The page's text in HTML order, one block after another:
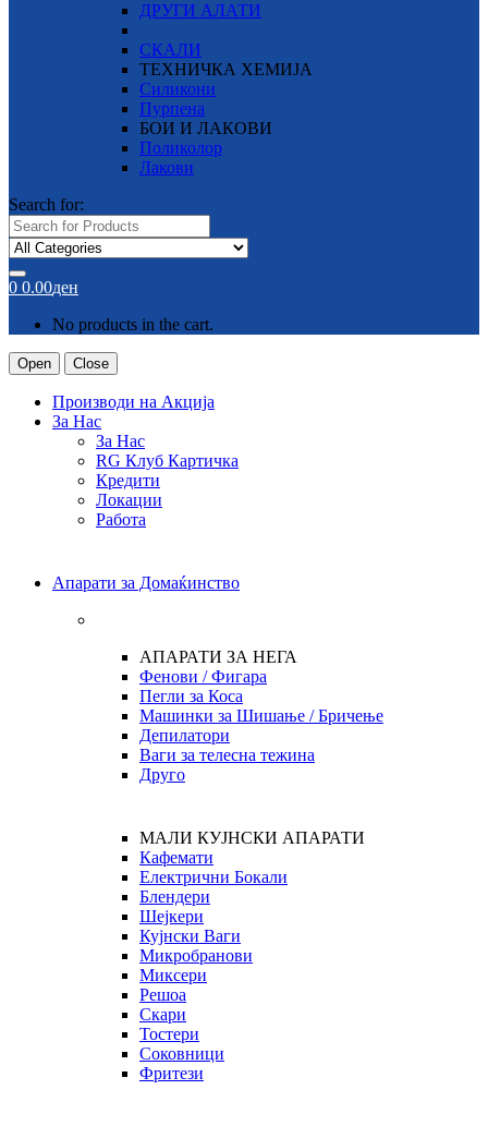
ДРУГИ АЛАТИ
СКАЛИ
ТЕХНИЧКА ХЕМИЈА
Силикони
Пурпена
БОИ И ЛАКОВИ
Поликолор
Лакови
Search for:
0 0.00ден
No products in the cart.
Open Close
Производи на Акција
За Нас
За Нас
RG Клуб Картичка
Кредити
Локации
Работа
Апарати за Домаќинство
АПАРАТИ ЗА НЕГА
Фенови / Фигара
Пегли за Коса
Машинки за Шишање / Бричење
Депилатори
Ваги за телесна тежина
Друго
МАЛИ КУЈНСКИ АПАРАТИ
Кафемати
Електрични Бокали
Блендери
Шејкери
Кујнски Ваги
Микробранови
Миксери
Решоа
Скари
Тостери
Соковници
Фритези